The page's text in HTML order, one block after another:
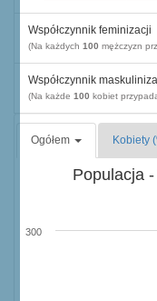
Współczynnik feminizacji
(Na każdych 100 mężczyzn
Współczynnik
(Na każde 100 kobiet
Ogółem Kobiety
Populacja
300